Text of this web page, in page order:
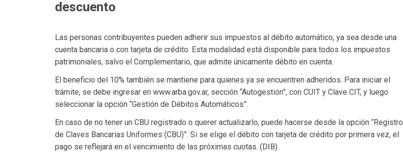
descuento
Las personas contribuyentes pueden adherir sus impuestos al débito automático, ya sea desde una
cuenta bancaria o con tarjeta de crédito. Esta modalidad está disponible para todos los impuestos
patrimoniales, salvo el Complementario, que admite únicamente débito en cuenta.
El beneficio del 10% también se mantiene para quienes ya se encuentren adheridos. Para iniciar el
trámite, se debe ingresar en www.arba.gov.ar, sección “Autogestión”, con CUIT y Clave CIT, y luego
seleccionar la opción “Gestión de Débitos Automáticos”.
En caso de no tener un CBU registrado o querer actualizarlo, puede hacerse desde la opción “Registro
de Claves Bancarias Uniformes (CBU)”. Si se elige el débito con tarjeta de crédito por primera vez, el
pago se reflejará en el vencimiento de las próximas cuotas. (DIB)